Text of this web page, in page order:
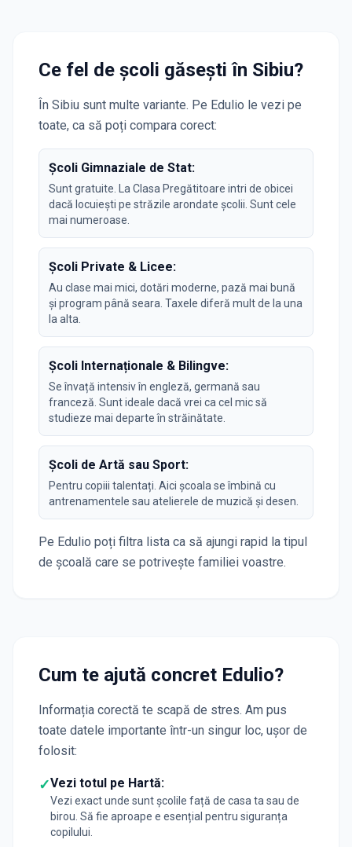
Ce fel de școli găsești în Sibiu?
În Sibiu sunt multe variante. Pe Edulio le vezi pe
toate, ca să poți compara corect:
Școli Gimnaziale de Stat:
Sunt gratuite. La Clasa Pregătitoare intri de obicei
dacă locuiești pe străzile arondate școlii. Sunt cele
mai numeroase.
Școli Private & Licee:
Au clase mai mici, dotări moderne, pază mai bună
și program până seara. Taxele diferă mult de la una
la alta.
Școli Internaționale & Bilingve:
Se învață intensiv în engleză, germană sau
franceză. Sunt ideale dacă vrei ca cel mic să
studieze mai departe în străinătate.
Școli de Artă sau Sport:
Pentru copiii talentați. Aici școala se îmbină cu
antrenamentele sau atelierele de muzică și desen.
Pe Edulio poți filtra lista ca să ajungi rapid la tipul
de școală care se potrivește familiei voastre.
Cum te ajută concret Edulio?
Informația corectă te scapă de stres. Am pus
toate datele importante într-un singur loc, ușor de
folosit:
✓Vezi totul pe Hartă:
Vezi exact unde sunt școlile față de casa ta sau de
birou. Să fie aproape e esențial pentru siguranța
copilului.